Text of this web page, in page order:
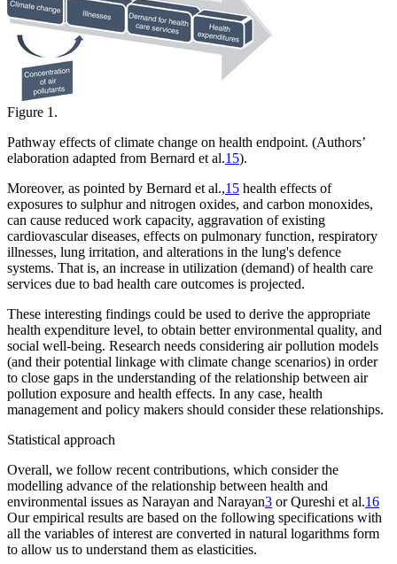
Figure 1.
Pathway effects of climate change on health endpoint. (Authors’
elaboration adapted from Bernard et al.15).
Moreover, as pointed by Bernard et al.,15 health effects of
exposures to sulphur and nitrogen oxides, and carbon monoxides,
can cause reduced work capacity, aggravation of existing
cardiovascular diseases, effects on pulmonary function, respiratory
illnesses, lung irritation, and alterations in the lung's defence
systems. That is, an increase in utilization (demand) of health care
services due to bad health care outcomes is projected.
These interesting findings could be used to derive the appropriate
health expenditure level, to obtain better environmental quality, and
social well-being. Research needs considering air pollution models
(and their potential linkage with climate change scenarios) in order
to close gaps in the understanding of the relationship between air
pollution exposure and health effects. In any case, health
management and policy makers should consider these relationships.
Statistical approach
Overall, we follow recent contributions, which consider the
modelling advance of the relationship between health and
environmental issues as Narayan and Narayan3 or Qureshi et al.16
Our empirical results are based on the following specifications with
all the variables of interest are converted in natural logarithms form
to allow us to understand them as elasticities.